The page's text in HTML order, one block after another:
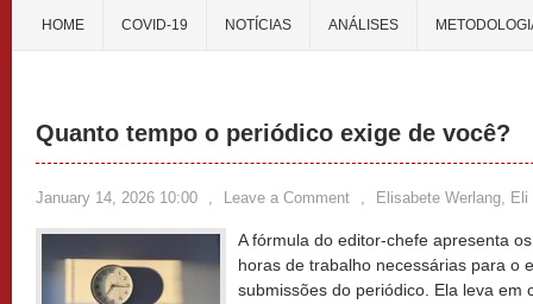
HOME COVID-19 NOTÍCIAS ANÁLISES
Quanto tempo o periódico exige de você?
January 14, 2026 10:00 , Leave a Comment , Elisabete Werlang,
A fórmula do editor-chefe apresenta
horas de trabalho necessárias para o
submissões do periódico. Ela leva em